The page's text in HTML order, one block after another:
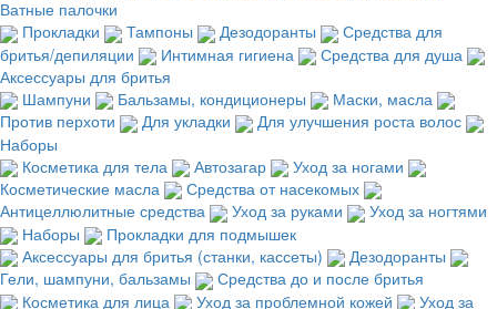
Ватные палочки
Прокладки
Тампоны Дезодоранты
Средства для
бритья/депиляции
Интимная гигиена
Средства для душа
Аксессуары для бритья
Шампуни
Бальзамы, кондиционеры
Маски, масла
Против перхоти
Для укладки
Для улучшения роста волос
Наборы
Косметика для тела
Автозагар
Уход за ногами
Косметические масла
Средства от насекомых
Антицеллюлитные средства
Уход за руками
Уход за ногтями
Наборы
Прокладки для подмышек
Аксессуары для бритья (станки, кассеты)
Дезодоранты
Гели, шампуни, бальзамы
Средства до и после бритья
Косметика для лица
Уход за проблемной кожей
Уход за